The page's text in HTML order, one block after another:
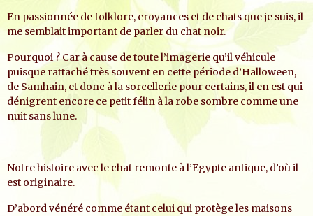
En passionnée de folklore, croyances et de chats que je suis, il
me semblait important de parler du chat noir.
Pourquoi ? Car à cause de toute l’imagerie qu’il véhicule
puisque rattaché très souvent en cette période d’Halloween,
de Samhain, et donc à la sorcellerie pour certains, il en est qui
dénigrent encore ce petit félin à la robe sombre comme une
nuit sans lune.
Notre histoire avec le chat remonte à l’Egypte antique, d’où il
est originaire.
D’abord vénéré comme étant celui qui protège les maisons